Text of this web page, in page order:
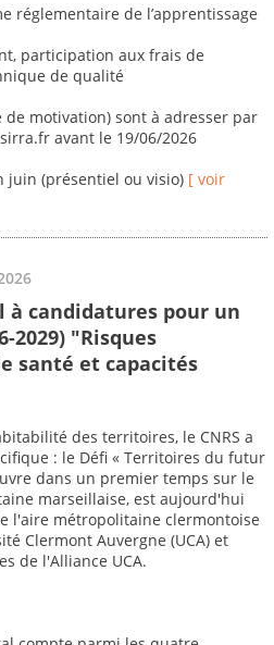
réglementaire de l’apprentissage
participation aux frais de
de qualité
de motivation) sont à adresser par
avant le 19/06/2026
juin (présentiel ou visio) [ voir
à candidatures pour un
2029) "Risques
santé et capacités
des territoires, le CNRS a
: le Défi « Territoires du futur
dans un premier temps sur le
marseillaise, est aujourd'hui
l'aire métropolitaine clermontoise
Clermont Auvergne (UCA) et
de l'Alliance UCA.